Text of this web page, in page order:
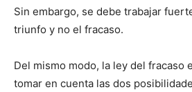
Sin embargo, se debe trabajar
triunfo y no el fracaso.
Del mismo modo, la ley del fracaso
tomar en cuenta las dos